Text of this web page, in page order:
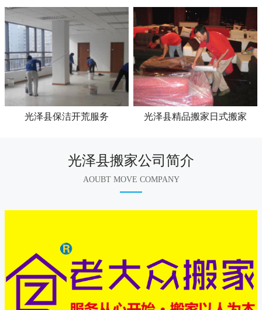
光泽县保洁开荒服务 光泽县精品搬家日式搬家
光泽县搬家公司简介
AOUBT MOVE COMPANY